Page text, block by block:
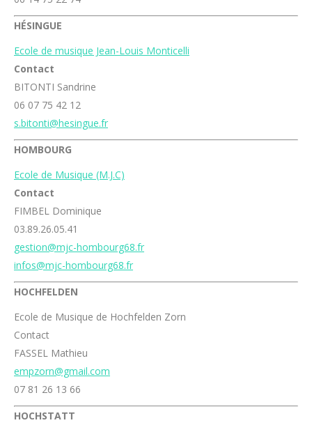
HÉSINGUE
Ecole de musique Jean-Louis Monticelli
Contact
BITONTI Sandrine
06 07 75 42 12
s.bitonti@hesingue.fr
HOMBOURG
Ecole de Musique (M.J.C)
Contact
FIMBEL Dominique
03.89.26.05.41
gestion@mjc-hombourg68.fr
infos@mjc-hombourg68.fr
HOCHFELDEN
Ecole de Musique de Hochfelden Zorn
Contact
FASSEL Mathieu
empzorn@gmail.com
07 81 26 13 66
HOCHSTATT